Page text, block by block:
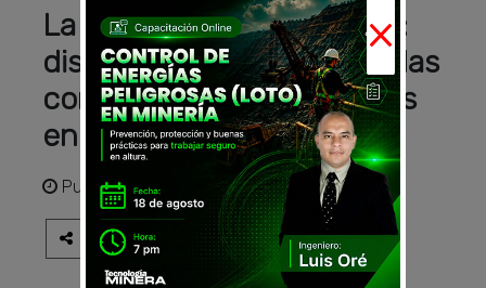
La imponente Cat® 6060:
diseñada para conquistar las
condiciones más extremas
en minería.
Publicadohace 1 año
×